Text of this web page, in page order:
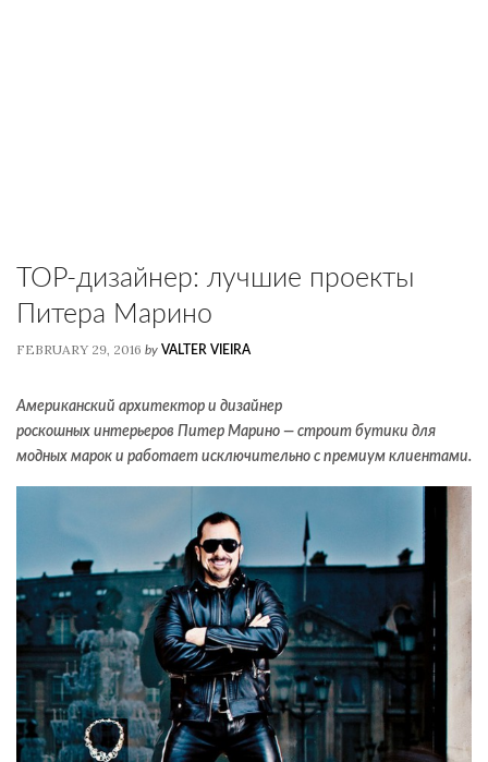
TOP-дизайнер: лучшие проекты
Питера Марино
FEBRUARY 29, 2016 by VALTER VIEIRA
Американский архитектор и дизайнер
роскошных интерьеров Питер Марино — строит бутики для
модных марок и работает исключительно с премиум клиентами.